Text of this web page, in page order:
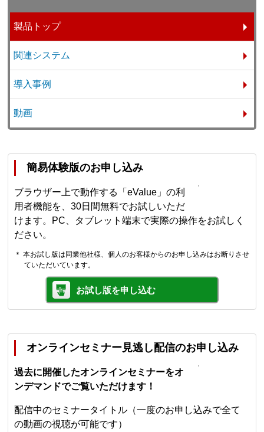
製品トップ
関連システム
導入事例
動画
簡易体験版のお申し込み
ブラウザー上で動作する「eValue」の利
用者機能を、30日間無料でお試しいただ
けます。PC、タブレット端末で実際の操作をお試しく
ださい。
＊ 本お試し版は同業他社様、個人のお客様からのお申し込みはお断りさせ
ていただいています。
お試し版を申し込む
オンラインセミナー見逃し配信のお申し込み
過去に開催したオンラインセミナーをオ
ンデマンドでご覧いただけます！
配信中のセミナータイトル（一度のお申し込みで全て
の動画の視聴が可能です）